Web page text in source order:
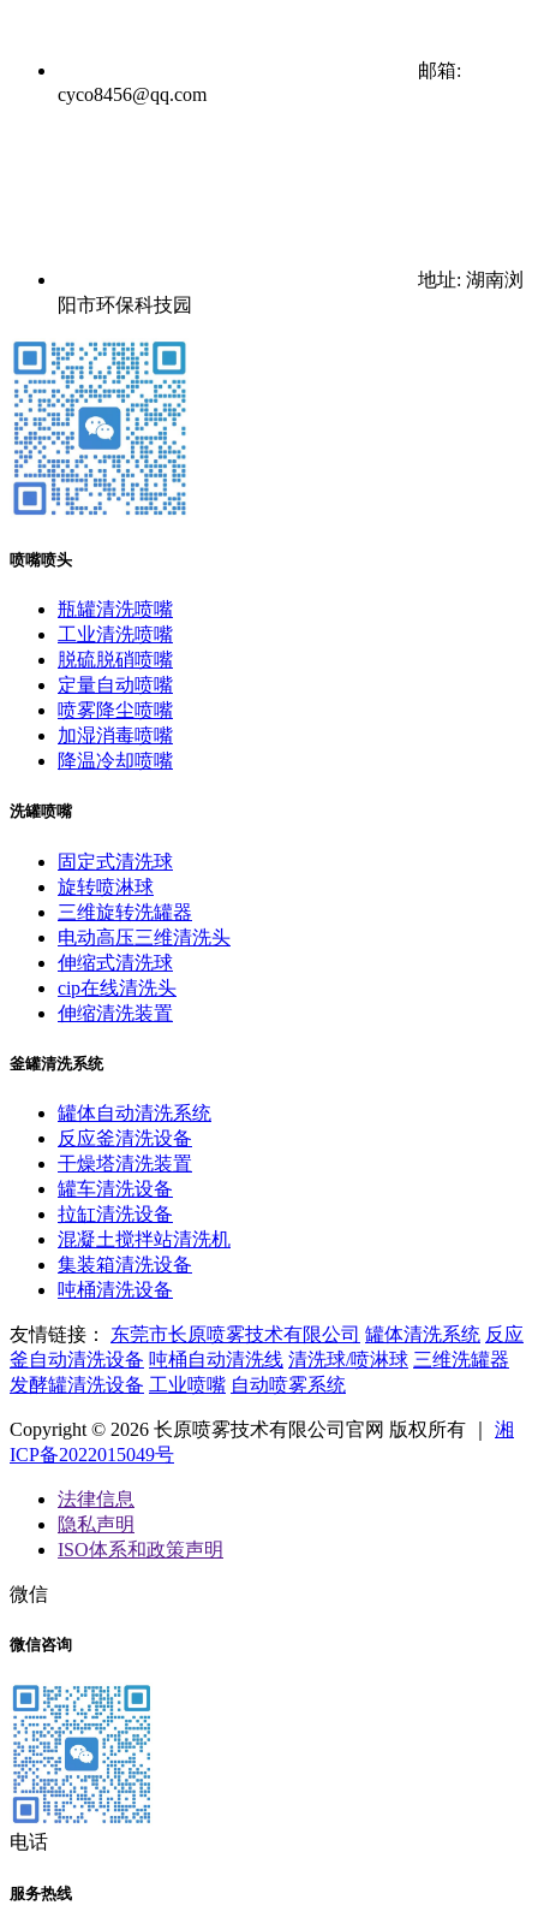
邮箱:
cyco8456@qq.com
地址: 湖南浏
阳市环保科技园
喷嘴喷头
瓶罐清洗喷嘴
工业清洗喷嘴
脱硫脱硝喷嘴
定量自动喷嘴
喷雾降尘喷嘴
加湿消毒喷嘴
降温冷却喷嘴
洗罐喷嘴
固定式清洗球
旋转喷淋球
三维旋转洗罐器
电动高压三维清洗头
伸缩式清洗球
cip在线清洗头
伸缩清洗装置
釜罐清洗系统
罐体自动清洗系统
反应釜清洗设备
干燥塔清洗装置
罐车清洗设备
拉缸清洗设备
混凝土搅拌站清洗机
集装箱清洗设备
吨桶清洗设备
友情链接： 东莞市长原喷雾技术有限公司 罐体清洗系统 反应
釜自动清洗设备 吨桶自动清洗线 清洗球/喷淋球 三维洗罐器
发酵罐清洗设备 工业喷嘴 自动喷雾系统
Copyright © 2026 长原喷雾技术有限公司官网 版权所有 ｜ 湘
ICP备2022015049号
法律信息
隐私声明
ISO体系和政策声明
微信
微信咨询
电话
服务热线